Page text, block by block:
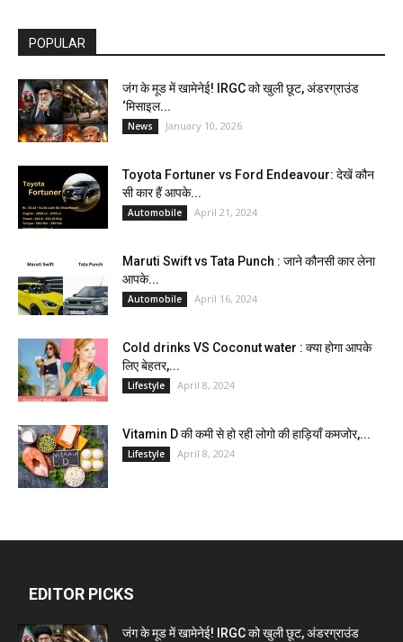
POPULAR
जंग के मूड में खामेनेई! IRGC को खुली छूट, अंडरग्राउंड
‘मिसाइल...
News January 10, 2026
Toyota Fortuner vs Ford Endeavour: देखें कौन
सी कार हैं आपके...
Automobile April 21, 2024
Maruti Swift vs Tata Punch : जाने कौनसी कार लेना
आपके...
Automobile April 16, 2024
Cold drinks VS Coconut water : क्या होगा आपके
लिए बेहतर,...
Lifestyle April 8, 2024
Vitamin D की कमी से हो रही लोगो की हाड़ियाँ कमजोर,...
Lifestyle April 8, 2024
EDITOR PICKS
जंग के मूड में खामेनेई! IRGC को खुली छूट, अंडरग्राउंड